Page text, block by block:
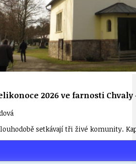
2026 ve farnosti
setkávají tři živé komunity.